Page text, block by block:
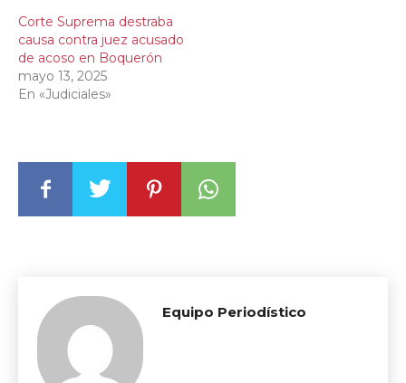
Corte Suprema destraba
causa contra juez acusado
de acoso en Boquerón
mayo 13, 2025
En «Judiciales»
Equipo Periodístico